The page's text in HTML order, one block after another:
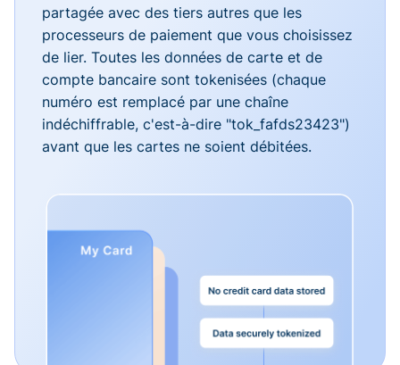
partagée avec des tiers autres que les
processeurs de paiement que vous choisissez
de lier. Toutes les données de carte et de
compte bancaire sont tokenisées (chaque
numéro est remplacé par une chaîne
indéchiffrable, c'est-à-dire "tok_fafds23423")
avant que les cartes ne soient débitées.